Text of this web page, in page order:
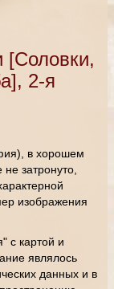
[Соловки,
2-я
в хорошем
затронуто,
изображения
с картой и
являлось
данных и в